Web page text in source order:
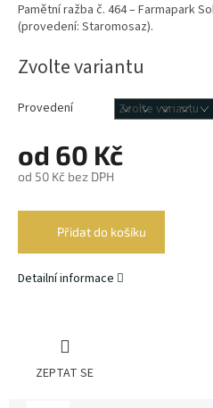
od 60 Kč
od 50 Kč bez DPH
Zvolte variantu
Provedení
Přidat do košíku
Pamětní ražba č. 464 – Farmapark
(provedení: Staromosaz).
Detailní informace
ZEPTAT SE